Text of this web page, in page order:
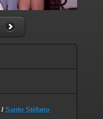
/ Santo Stéfano